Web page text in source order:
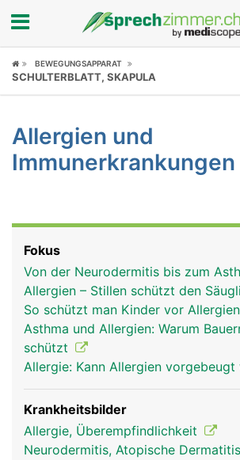
Fokus
Symptome
Ratgeber
Rubriken
BEWEGUNGSAPPARAT
SCHULTERBLATT, SKAPULA
Allergien und
Immunerkrankungen
Fokus
Von der Neurodermitis bis zum
Allergien – Stillen schützt den
So schützt man Kinder vor Allergien
Asthma und Allergien: Warum
schützt
Allergie: Kann Allergien vorgebeugt
Krankheitsbilder
Allergie, Überempfindlichkeit
Neurodermitis, Atopische